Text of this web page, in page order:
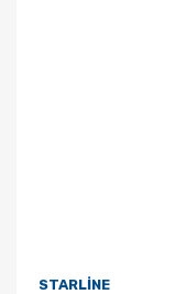
STARLİNE